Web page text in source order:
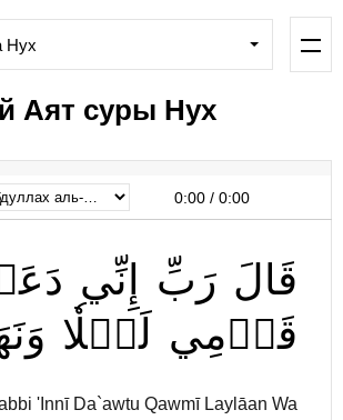
Нух
Аят суры Нух
0:00 / 0:00
قَالَ رَبِّ إِنِّي
قَوۡمِي لَيۡلٗا
'Innī Da`awtu Qawmī Laylāan Wa